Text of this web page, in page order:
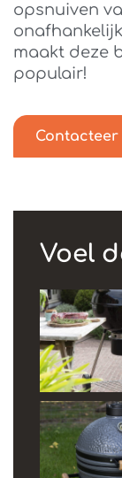
opsnuiven
maakt deze
populair!
Contacteer
Voel